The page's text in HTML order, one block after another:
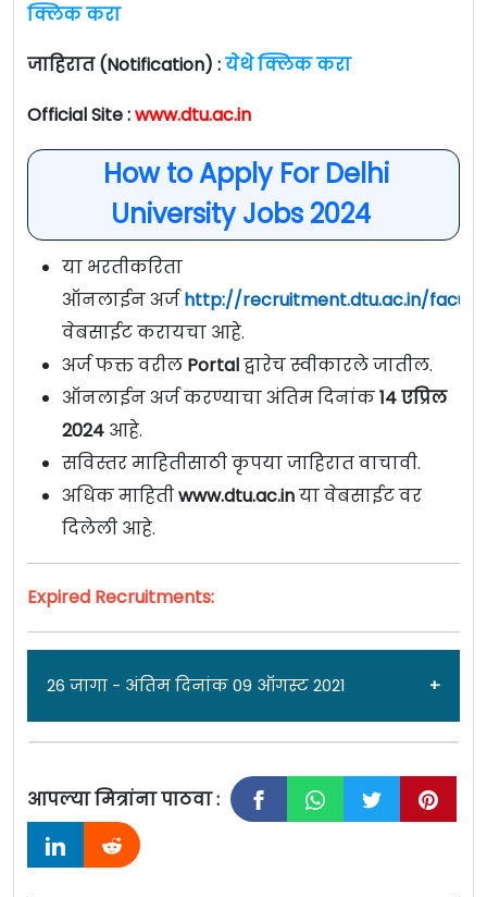
क्लिक करा
जाहिरात (Notification) :येथे क्लिक करा
Official Site :www.dtu.ac.in
How to Apply For Delhi
University Jobs 2024
या भरतीकरिता
ऑनलाईन अर्जhttp://recruitment.dtu.ac.in/
वेबसाईट करायचा आहे.
अर्ज फक्त वरील Portalद्वारेच स्वीकारले जातील.
ऑनलाईन अर्ज करण्याचा अंतिम दिनांक14 एप्रिल
2024 आहे.
सविस्तर माहितीसाठी कृपया जाहिरात वाचावी.
अधिक माहितीwww.dtu.ac.inया वेबसाईट वर
दिलेली आहे.
Expired Recruitments:
26 जागा - अंतिम दिनांक 09 ऑगस्ट 2021
दिल्ली टेक्नोलॉजीकल युनिव्हर्सिटी [Delhi
Technological University, New Delhi] नवी दिल्ली
आपल्या मित्रांना पाठवा :